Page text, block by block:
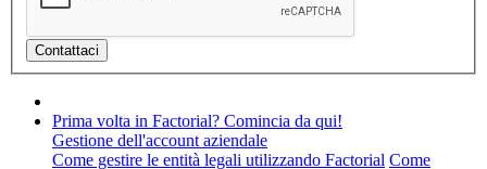
Prima volta in Factorial? Comincia da qui!
Gestione dell'account aziendale
Come gestire le entità legali utilizzando Factorial Come